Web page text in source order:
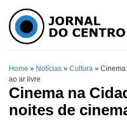
Home » Notícias » Cultura »
ao ar livre
Cinema na
noites de